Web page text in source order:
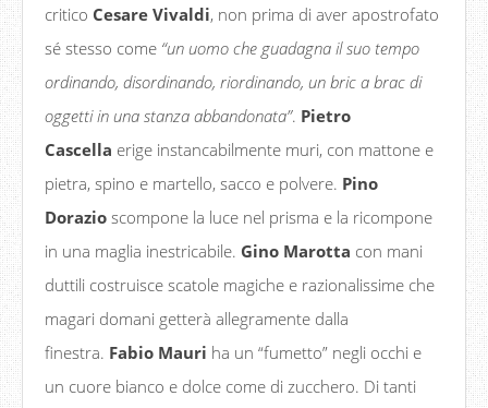
critico Cesare Vivaldi, non prima di aver apostrofato
sé stesso come “un uomo che guadagna il suo tempo
ordinando, disordinando, riordinando, un bric a brac di
oggetti in una stanza abbandonata”. Pietro
Cascella erige instancabilmente muri, con mattone e
pietra, spino e martello, sacco e polvere. Pino
Dorazio scompone la luce nel prisma e la ricompone
in una maglia inestricabile. Gino Marotta con mani
duttili costruisce scatole magiche e razionalissime che
magari domani getterà allegramente dalla
finestra. Fabio Mauri ha un “fumetto” negli occhi e
un cuore bianco e dolce come di zucchero. Di tanti